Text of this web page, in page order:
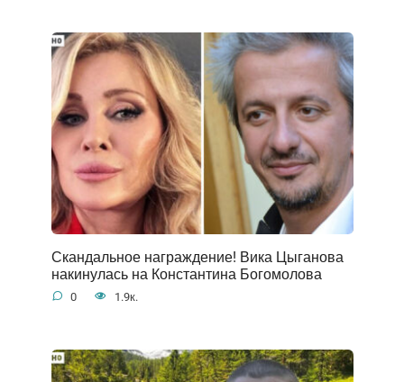
Скандальное награждение! Вика Цыганова
накинулась на Константина Богомолова
0 1.9к.